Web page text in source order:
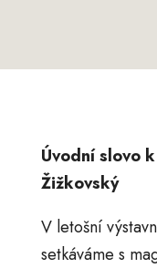
Úvodní slovo
Žižkovský
V letošní
setkáváme s